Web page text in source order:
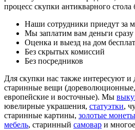
процесс скупки антикварного стола
Наши сотрудники приедут за
Мы заплатим вам деньги сразу
Оценка и выезд на дом
Без скрытых комиссий
Без посредников
Для скупки нас также интересуют и
старинные вещи (дореволюционные,
европейские и восточные). Мы
ювелирные украшения, статуэтки,
старинные картины, золотые монеты
мебель, старинный самовар и